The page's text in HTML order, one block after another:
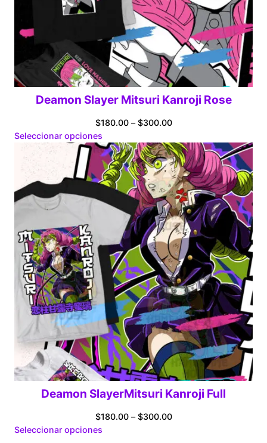
Deamon Slayer Mitsuri Kanroji Rose
$180.00 – $300.00Price
$180.00
through
$300.00
Seleccionar opciones
Deamon SlayerMitsuri Kanroji Full
$180.00 – $300.00Price
Seleccionar opciones